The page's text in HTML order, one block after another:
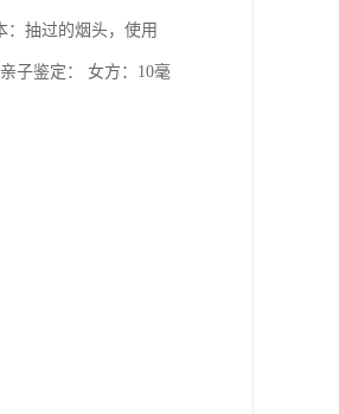
：抽过的烟头，使用
子鉴定： 女方：10毫